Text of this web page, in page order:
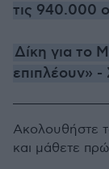
τις 940.000
Δίκη για το
επιπλέουν» -
Ακολουθήστε
και μάθετε